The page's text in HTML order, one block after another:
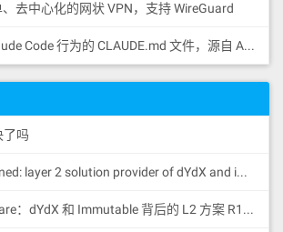
去中心化的网状 VPN，支持 WireGuard
一个用于改进 Claude Code 行为的 CLAUDE.md 文件，源自 Andrej Karpathy 对 LLM 编码陷阱的观察。
了吗
layer 2 solution provider of dYdX and iMMUTABLE R11; BitKeep News: [...]Layer 2: https://...
一文读懂 StarkWare：dYdX 和 Immutable 背后的 L2 方案 R11; BitKeep 博客: [...]Layer 2:Comparing Laye...